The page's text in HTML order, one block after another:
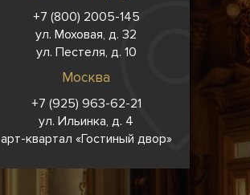
+7 (800) 2005-145
ул. Моховая, д. 32
ул. Пестеля, д. 10
Москва
+7 (925) 963-62-21
ул. Ильинка, д. 4
арт-квартал «Гостиный двор»